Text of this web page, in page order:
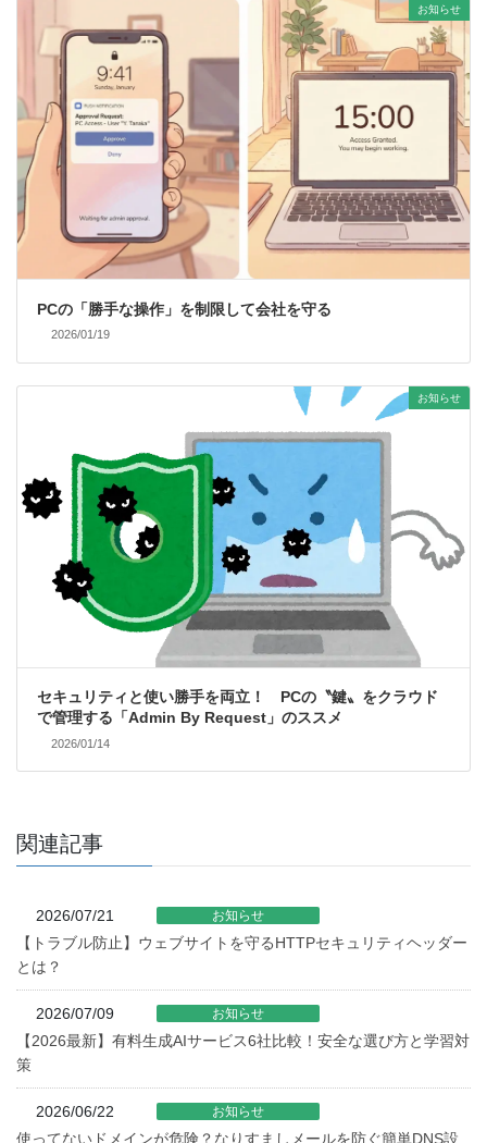
お知らせ
PCの「勝手な操作」を制限して会社を守る
2026/01/19
お知らせ
セキュリティと使い勝手を両立！ PCの〝鍵〟をクラウド
で管理する「Admin By Request」のススメ
2026/01/14
関連記事
2026/07/21 お知らせ
【トラブル防止】ウェブサイトを守るHTTPセキュリティヘッダー
とは？
2026/07/09 お知らせ
【2026最新】有料生成AIサービス6社比較！安全な選び方と学習対
策
2026/06/22 お知らせ
使ってないドメインが危険？なりすましメールを防ぐ簡単DNS設